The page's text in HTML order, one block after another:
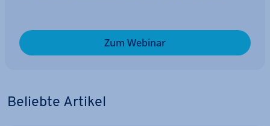
Zum Webinar
Beliebte Artikel